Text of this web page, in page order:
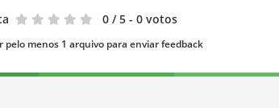
0 / 5 - 0 votos
pelo menos 1 arquivo para enviar feedback